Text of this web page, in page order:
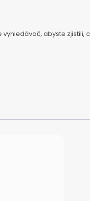
abyste zjistili,